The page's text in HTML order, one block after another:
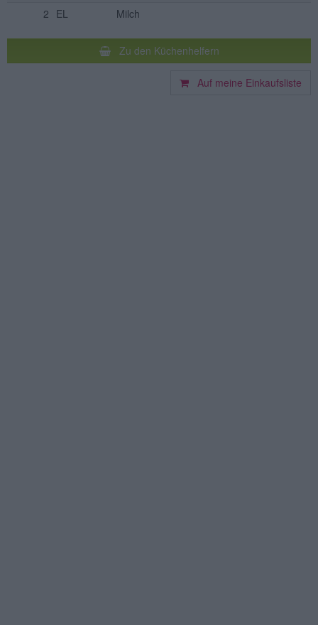
2 EL Milch
Zu den Küchenhelfern
Auf meine Einkaufsliste